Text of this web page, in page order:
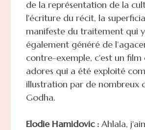
de la représentation de la
l'écriture du récit, la
manifeste du traitement qui
également généré de
contre-exemple, c'est un film
adores qui a été exploité
illustration par de nombreux
Godha.
Elodie Hamidovic :Ahlala,